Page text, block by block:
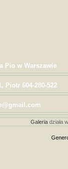
Pio w Warszawie
Piotr 604-280-522
Galeriadziała